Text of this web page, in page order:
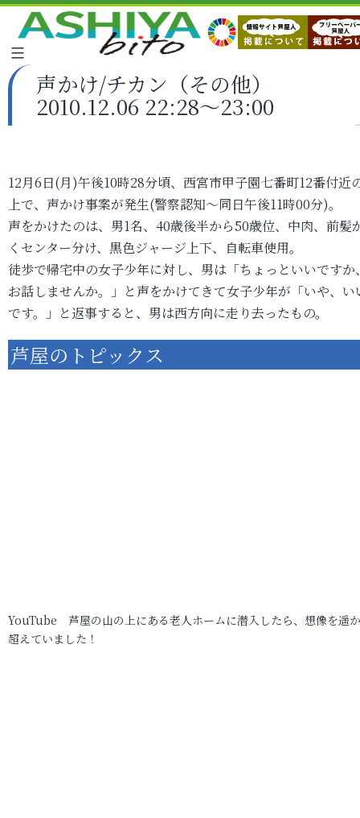
声かけ/チカン（その他）
2010.12.06 22:28～23:00
12月6日(月)午後10時28分頃、西宮市甲子園七番町12番付近
上で、声かけ事案が発生(警察認知～同日午後11時00分)。
声をかけたのは、男1名、40歳後半から50歳位、中肉、前髪
くセンター分け、黒色ジャージ上下、自転車使用。
徒歩で帰宅中の女子少年に対し、男は「ちょっといいですか
お話しませんか。」と声をかけてきて女子少年が「いや、い
です。」と返事すると、男は西方向に走り去ったもの。
芦屋のトピックス
YouTube 芦屋の山の上にある老人ホームに潜入したら、想像を遥
超えていました！